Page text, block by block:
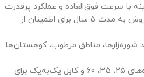
با سرعت فوق‌العاده و عملکرد پرقدرت
گارانتی 2 ساله و خدمات پس از فروش به مدت 5 سال برای اطمینان از
شوره‌زارها، مناطق مرطوب، کوهستان‌ها
چهار لوپ جست‌وجو متنوع با اندازه‌های 25، 35، 60 و کابل یک‌به‌یک برای